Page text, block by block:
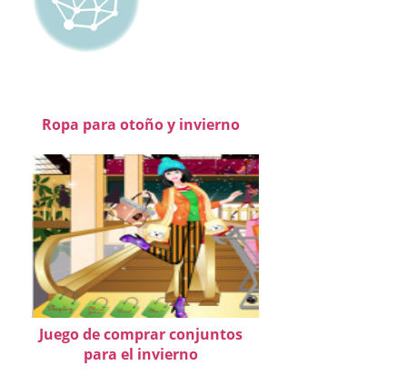
Ropa para otoño y invierno
Juego de comprar conjuntos
para el invierno